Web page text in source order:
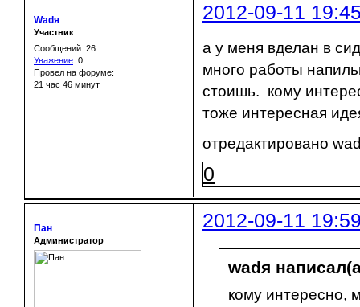
2012-09-11
Wadя
Участник
Сообщений: 26
Уважение: 0
Провел на форуме:
21 час 46 минут
а у меня вделан в
много работы
стоишь. кому
тоже интересная
отредактировано
0
2012-09-11
Пан
Администратор
wadя
кому интересно,